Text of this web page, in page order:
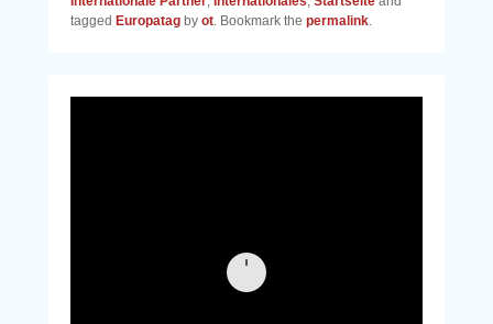
tagged Europatag by ot. Bookmark the permalink.